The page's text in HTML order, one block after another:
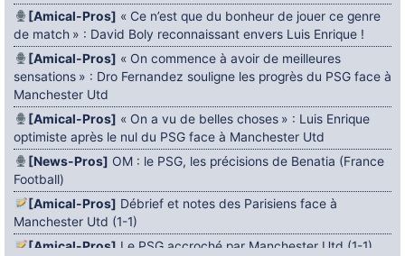
[Amical-Pros] « Ce n’est que du bonheur de jouer ce genre
de match » : David Boly reconnaissant envers Luis Enrique !
[Amical-Pros] « On commence à avoir de meilleures
sensations » : Dro Fernandez souligne les progrès du PSG face à
Manchester Utd
[Amical-Pros] « On a vu de belles choses » : Luis Enrique
optimiste après le nul du PSG face à Manchester Utd
[News-Pros] OM : le PSG, les précisions de Benatia (France
Football)
[Amical-Pros] Débrief et notes des Parisiens face à
Manchester Utd (1-1)
[Amical-Pros] Le PSG accroché par Manchester Utd (1-1)